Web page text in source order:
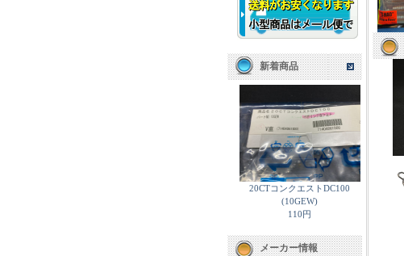
新着商品
20CTコンクエストDC100
(10GEW)
110円
メーカー情報